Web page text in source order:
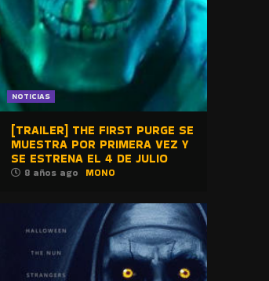
NOTICIAS
[TRAILER] THE FIRST PURGE SE
MUESTRA POR PRIMERA VEZ Y
SE ESTRENA EL 4 DE JULIO
8 años ago MONO